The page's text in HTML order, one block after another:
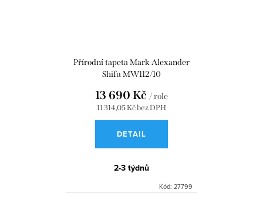
Přírodní tapeta Mark Alexander
Shifu MW112/10
11 314,05 Kč bez DPH
13 690 Kč / role
DETAIL
2-3 týdnů
Kód: 27799